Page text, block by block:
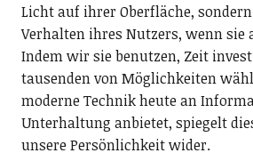
Licht auf ihrer Oberfläche,
Verhalten ihres Nutzers, wenn sie
Indem wir sie benutzen, Zeit
tausenden von Möglichkeiten
moderne Technik heute an
Unterhaltung anbietet, spiegelt
unsere Persönlichkeit wider.